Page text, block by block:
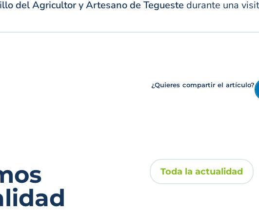
del Agricultor y Artesano de Tegueste durante una
¿Quieres compartir el artículo?
Toda la actualidad